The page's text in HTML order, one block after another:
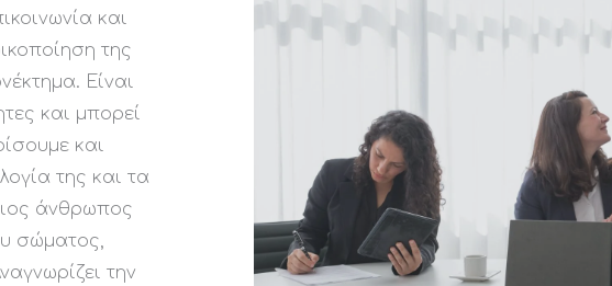
και
της
Είναι
και μπορεί
και
της και τα
άνθρωπος
σώματος,
την